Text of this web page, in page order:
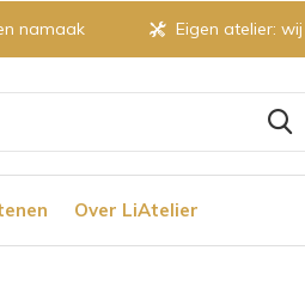
Over LiAtelier
namaak Eigen atelier: